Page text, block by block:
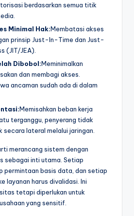
berdasarkan semua titik
Minimal Hak:Membatasi akses
prinsip Just-In-Time dan Just-
(JIT/JEA).
Dibobol:Meminimalkan
dan membagi akses.
ancaman sudah ada di dalam
Memisahkan beban kerja
terganggu, penyerang tidak
secara lateral melalui jaringan.
merancang sistem dengan
sebagai inti utama. Setiap
permintaan basis data, dan setiap
layanan harus divalidasi. Ini
tetapi diperlukan untuk
yang sensitif.